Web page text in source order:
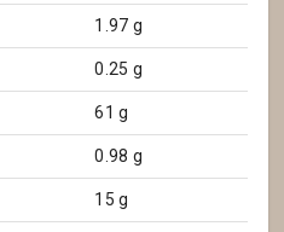
1.97 g
0.25 g
61 g
0.98 g
15 g